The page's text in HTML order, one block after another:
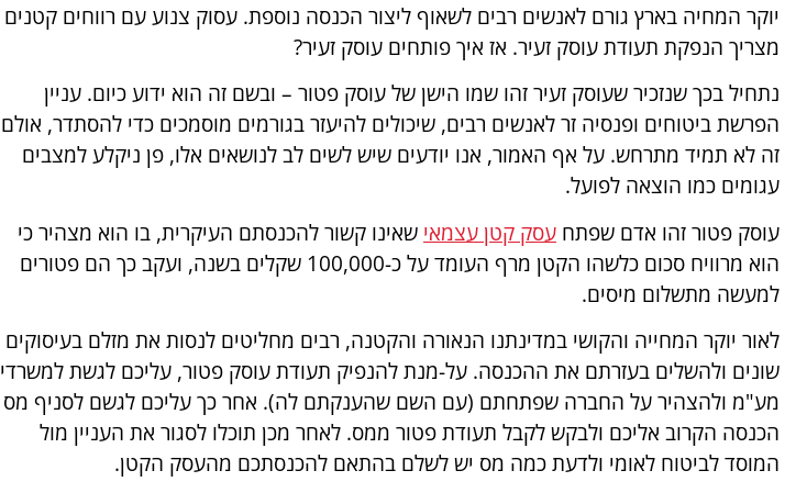
יוקר המחיה בארץ גורם לאנשים רבים לשאוף ליצור הכנסה נוספת. עסוק צנוע עם רווחים קטנים
מצריך הנפקת תעודת עוסק זעיר. אז איך פותחים עוסק זעיר?
נתחיל בכך שנזכיר שעוסק זעיר זהו שמו הישן של עוסק פטור – ובשם זה הוא ידוע כיום. עניין
הפרשת ביטוחים ופנסיה זר לאנשים רבים, שיכולים להיעזר בגורמים מוסמכים כדי להסתדר, אולם
זה לא תמיד מתרחש. על אף האמור, אנו יודעים שיש לשים לב לנושאים אלו, פן ניקלע למצבים
עגומים כמו הוצאה לפועל.
עוסק פטור זהו אדם שפתח עסק קטן עצמאי שאינו קשור להכנסתם העיקרית, בו הוא מצהיר כי
הוא מרוויח סכום כלשהו הקטן מרף העומד על כ-100,000 שקלים בשנה, ועקב כך הם פטורים
למעשה מתשלום מיסים.
לאור יוקר המחייה והקושי במדינתנו הנאורה והקטנה, רבים מחליטים לנסות את מזלם בעיסוקים
שונים ולהשלים בעזרתם את ההכנסה. על-מנת להנפיק תעודת עוסק פטור, עליכם לגשת למשרדי
מע"מ ולהצהיר על החברה שפתחתם (עם השם שהענקתם לה). אחר כך עליכם לגשם לסניף מס
הכנסה הקרוב אליכם ולבקש לקבל תעודת פטור ממס. לאחר מכן תוכלו לסגור את העניין מול
המוסד לביטוח לאומי ולדעת כמה מס יש לשלם בהתאם להכנסתכם מהעסק הקטן.